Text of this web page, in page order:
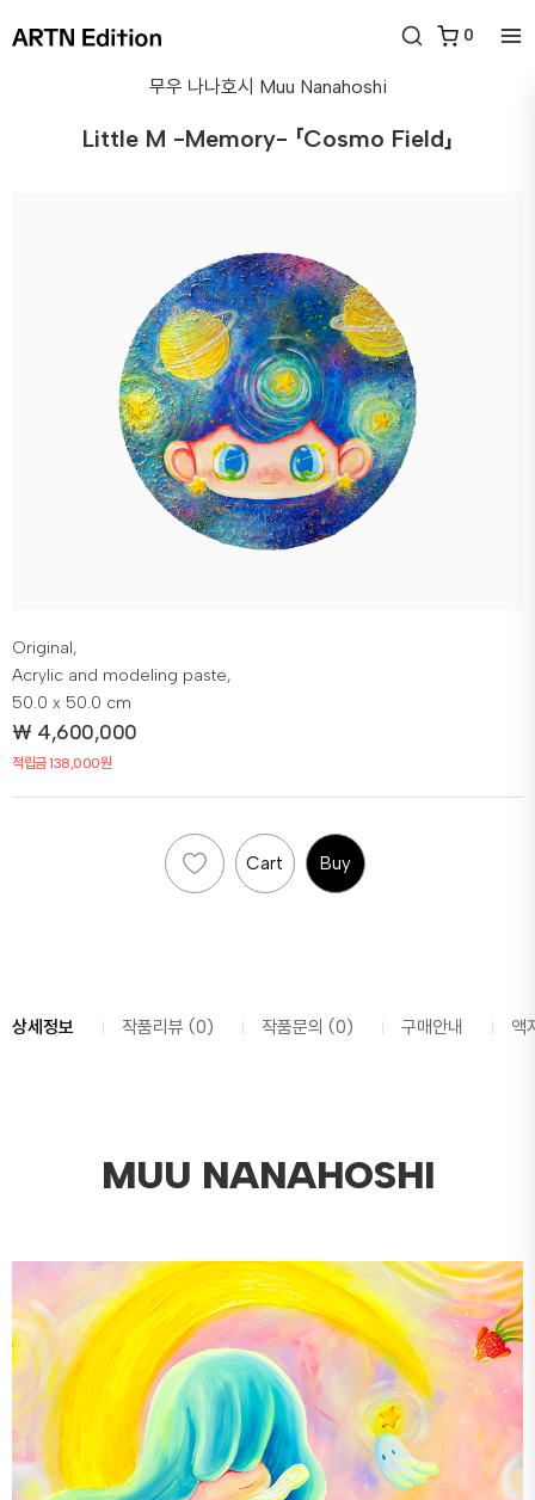
0
무우 나나호시 Muu Nanahoshi
Little M -Memory- 「Cosmo Field」
Original,
Acrylic and modeling paste,
50.0 x 50.0 cm
₩ 4,600,000
적립금 138,000원
Cart Buy
상세정보 작품리뷰 (0) 작품문의 (0) 구매안내 액
MUU NANAHOSHI